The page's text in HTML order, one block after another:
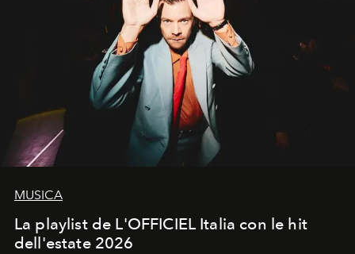
MUSICA
La playlist de L'OFFICIEL Italia con le hit
dell'estate 2026